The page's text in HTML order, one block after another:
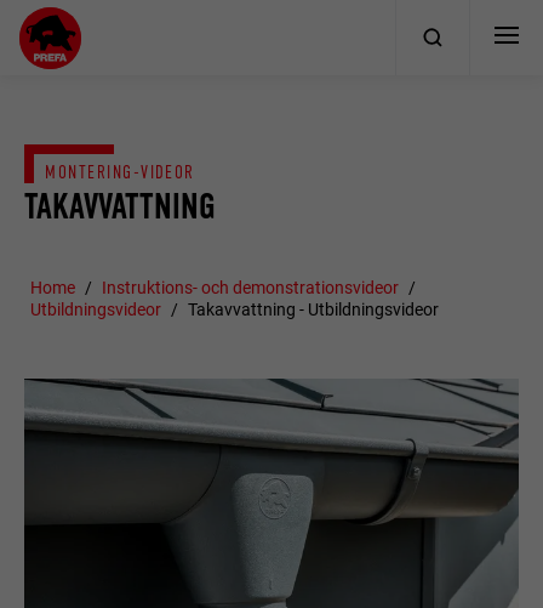
TAKAVVATTNING
MONTERING-VIDEOR
Home
Instruktions- och demonstrationsvideor
Utbildningsvideor
Takavvattning - Utbildningsvideor